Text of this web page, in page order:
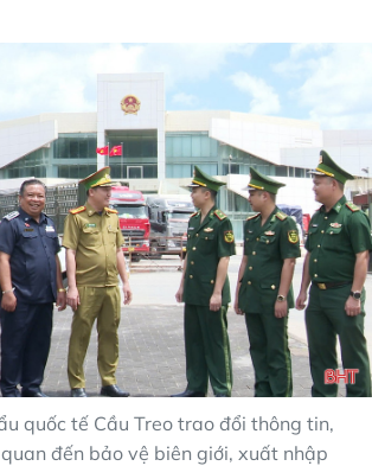
quốc tế Cầu Treo trao đổi thông tin,
đến bảo vệ biên giới, xuất nhập